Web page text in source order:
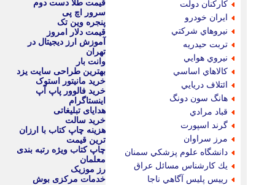
كاركنان دولت
ايران خودرو
نيروهاي شركتي
تربت حيدريه
نيروي هوايي
كالاهاي اساسي
ائتلاف دريايي
هانگ سون دونگ
قباد مرادي
گرند اسپورت
مرز سراوان
دانشگاه علوم پزشكي سمنان
يك كارشناس مسائل عراق
رييس پليس آگاهي ناجا
قیمت طلا دست دوم
سرور اچ پی
پنجره وین تک
قیمت دلار امروز
آموزش ارز دیجیتال در
تهران
وانت بار
بهترین طراحی سایت یزد
خرید مانیتور استوک
خرید فالوور پاپ آپ
اینستاگرام
هدایای تبلیغاتی
خرید سالت
هزینه چاپ کتاب با ارزان
ترین قیمت
چاپ کتاب ویژه رتبه بندی
معلمان
رز موزیک
خدمات مرکزی بوش